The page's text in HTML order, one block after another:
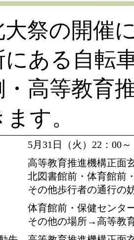
大祭の開催
ある自転
・高等教育
す。
5月31日（火）22：00～
高等教育推進機構正面
北図書館前・体育館前
その他歩行者の通行の
体育館前・保健センタ
その他の場所→高等教